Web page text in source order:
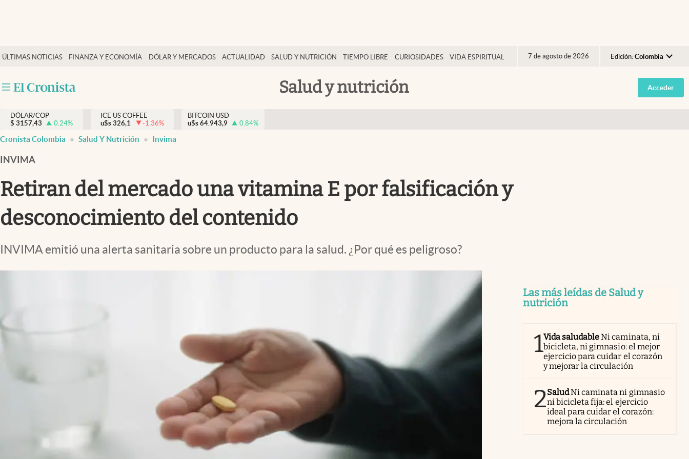
ÚLTIMAS NOTICIAS FINANZA Y ECONOMÍA DÓLAR Y MERCADOS ACTUALIDAD SALUD Y NUTRICIÓN TIEMPO LIBRE CURIOSIDADES VIDA ESPIRITUAL 7 de agosto de 2026 Edición: Colombia
Argentina
España
Salud y nutrición
Salud y nutrición
Tiempo libre
Dólar y mercados
Curiosidades
Acceder
DÓLAR/COP
$ 3157,43 0.24%
ICE US COFFEE
u$s 326,1 -1.36%
BITCOIN USD
u$s 64.943,9 0.84%
Cronista Colombia Salud Y Nutrición Invima
INVIMA
Retiran del mercado una vitamina E por falsificación y
desconocimiento del contenido
INVIMA emitió una alerta sanitaria sobre un producto para la salud. ¿Por qué es peligroso?
Las más leídas de Salud y
nutrición
1Vida saludableNi caminata, ni
bicicleta, ni gimnasio: el mejor
ejercicio para cuidar el corazón
y mejorar la circulación
2SaludNi caminata ni gimnasio
ni bicicleta fija: el ejercicio
ideal para cuidar el corazón:
mejora la circulación